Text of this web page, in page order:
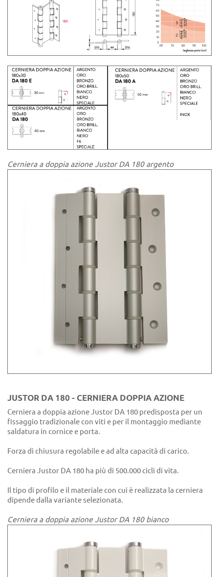
Cerniera a doppia azione Justor DA 180 argento
JUSTOR DA 180 - CERNIERA DOPPIA AZIONE
Cerniera a doppia azione Justor DA 180 predisposta per un
fissaggio tradizionale con viti e per il montaggio mediante
saldatura in cornice e porta.
Forza di chiusura regolabile e ad alta capacità di carico.
Cerniera Justor DA 180 ha più di 500.000 cicli di vita.
Il tipo di profilo e il materiale con cui è realizzata la cerniera
dipende dalla variante selezionata.
Cerniera a doppia azione Justor DA 180 bianco